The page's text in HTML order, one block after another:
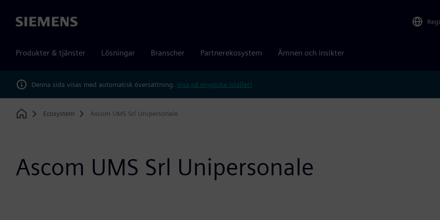
Siemens
Produkter & tjänster Lösningar Branscher Partnerekosystem Ämnen och insikter
Denna sida visas med automatisk översättning. Visa på engelska istället?
Home
Ecosystem Ascom UMS Srl Unipersonale
Ascom UMS Srl Unipersonale